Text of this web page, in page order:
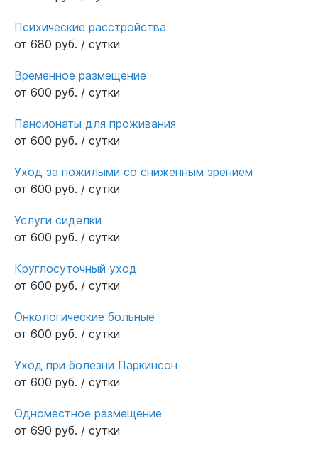
Психические расстройства
от 680 руб. / сутки
Временное размещение
от 600 руб. / сутки
Пансионаты для проживания
от 600 руб. / сутки
Уход за пожилыми со сниженным зрением
от 600 руб. / сутки
Услуги сиделки
от 600 руб. / сутки
Круглосуточный уход
от 600 руб. / сутки
Онкологические больные
от 600 руб. / сутки
Уход при болезни Паркинсон
от 600 руб. / сутки
Одноместное размещение
от 690 руб. / сутки